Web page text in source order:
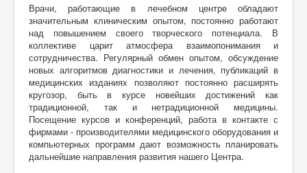
Врачи, работающие в лечебном центре обладают
значительным клиническим опытом, постоянно работают
над повышением своего творческого потенциала. В
коллективе царит атмосфера взаимопонимания и
сотрудничества. Регулярный обмен опытом, обсуждение
новых алгоритмов диагностики и лечения, публикаций в
медицинских изданиях позволяют постоянно расширять
кругозор, быть в курсе новейших достижений как
традиционной, так и нетрадиционной медицины.
Посещение курсов и конференций, работа в контакте с
фирмами - производителями медицинского оборудования и
компьютерных программ дают возможность планировать
дальнейшие направления развития нашего Центра.